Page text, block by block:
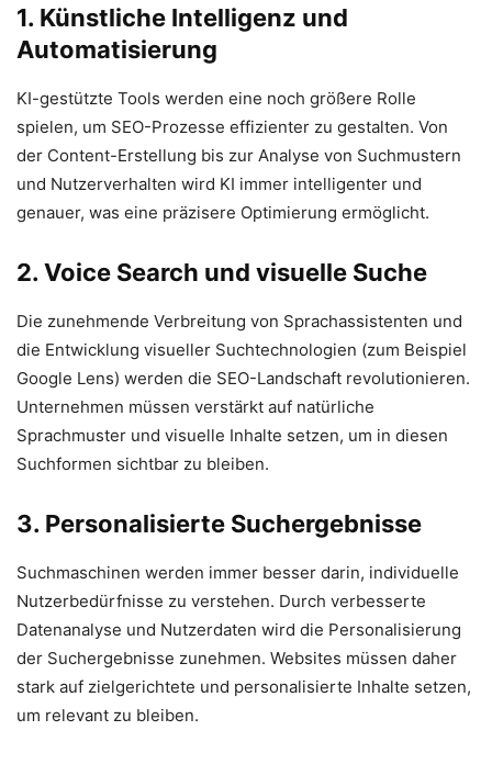
1. Künstliche Intelligenz und
Automatisierung
KI-gestützte Tools werden eine noch größere Rolle
spielen, um SEO-Prozesse effizienter zu gestalten. Von
der Content-Erstellung bis zur Analyse von Suchmustern
und Nutzerverhalten wird KI immer intelligenter und
genauer, was eine präzisere Optimierung ermöglicht.
2. Voice Search und visuelle Suche
Die zunehmende Verbreitung von Sprachassistenten und
die Entwicklung visueller Suchtechnologien (zum Beispiel
Google Lens) werden die SEO-Landschaft revolutionieren.
Unternehmen müssen verstärkt auf natürliche
Sprachmuster und visuelle Inhalte setzen, um in diesen
Suchformen sichtbar zu bleiben.
3. Personalisierte Suchergebnisse
Suchmaschinen werden immer besser darin, individuelle
Nutzerbedürfnisse zu verstehen. Durch verbesserte
Datenanalyse und Nutzerdaten wird die Personalisierung
der Suchergebnisse zunehmen. Websites müssen daher
stark auf zielgerichtete und personalisierte Inhalte setzen,
um relevant zu bleiben.